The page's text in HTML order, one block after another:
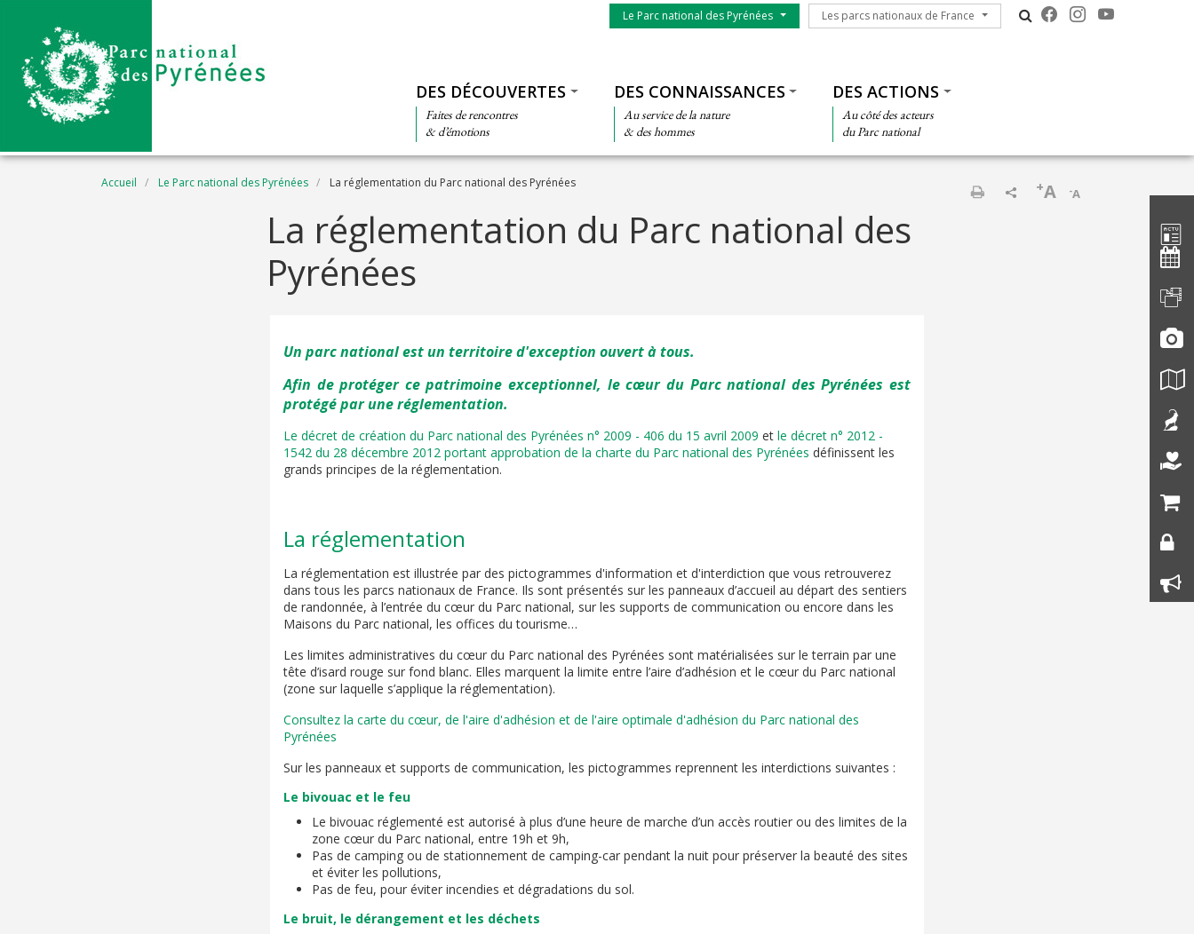
Menu du parc
Le Parc national des Pyrénées Les parcs nationaux de France
Les parcs nationaux de France
DES DÉCOUVERTES
Faites de rencontres
& d’émotions
DES CONNAISSANCES
Au service de la nature
& des hommes
DES ACTIONS
Au côté des acteurs
du Parc national
Fil d'Ariane
Accueil Le Parc national des Pyrénées La réglementation du Parc national des Pyrénées
-A
+A
La réglementation du Parc national des
Pyrénées
Un parc national est un territoire d'exception ouvert à tous.
Afin de protéger ce patrimoine exceptionnel, le cœur du Parc national des Pyrénées est
protégé par une réglementation.
Le décret de création du Parc national des Pyrénées n° 2009 - 406 du 15 avril 2009 et le décret n° 2012 -
1542 du 28 décembre 2012 portant approbation de la charte du Parc national des Pyrénées définissent les
grands principes de la réglementation.
La réglementation
La réglementation est illustrée par des pictogrammes d'information et d'interdiction que vous retrouverez
dans tous les parcs nationaux de France. Ils sont présentés sur les panneaux d’accueil au départ des sentiers
de randonnée, à l’entrée du cœur du Parc national, sur les supports de communication ou encore dans les
Maisons du Parc national, les offices du tourisme…
Les limites administratives du cœur du Parc national des Pyrénées sont matérialisées sur le terrain par une
tête d’isard rouge sur fond blanc. Elles marquent la limite entre l’aire d’adhésion et le cœur du Parc national
(zone sur laquelle s’applique la réglementation).
Consultez la carte du cœur, de l'aire d'adhésion et de l'aire optimale d'adhésion du Parc national des
Pyrénées
Sur les panneaux et supports de communication, les pictogrammes reprennent les interdictions suivantes :
Le bivouac et le feu
Le bivouac réglementé est autorisé à plus d’une heure de marche d’un accès routier ou des limites de la
zone cœur du Parc national, entre 19h et 9h,
Pas de camping ou de stationnement de camping-car pendant la nuit pour préserver la beauté des sites
et éviter les pollutions,
Pas de feu, pour éviter incendies et dégradations du sol.
Le bruit, le dérangement et les déchets